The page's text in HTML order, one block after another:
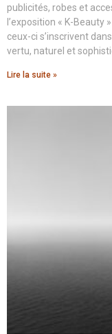
publicités, robes et
l’exposition « K-
ceux-ci s’inscrivent
vertu, naturel et
Lire la suite »